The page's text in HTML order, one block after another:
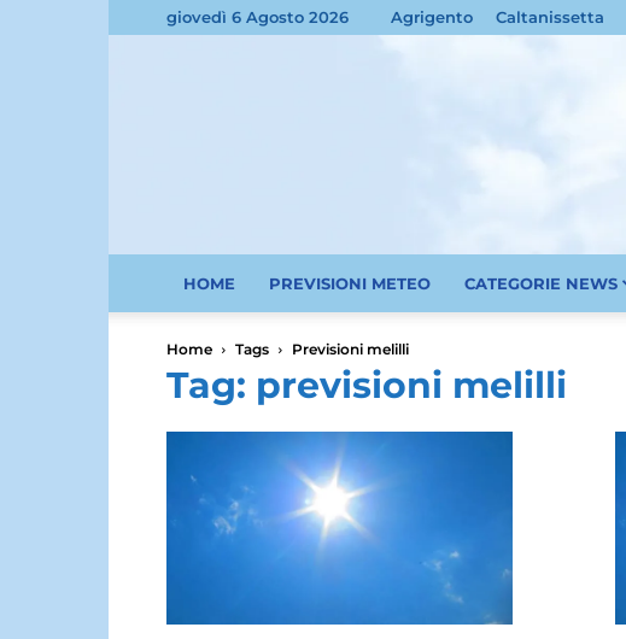
giovedì 6 Agosto 2026 Agrigento Caltanissetta
HOME PREVISIONI METEO CATEGORIE NEWS
Home Tags Previsioni melilli
Tag: previsioni melilli